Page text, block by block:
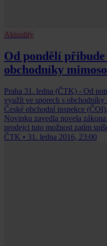
Aktuality
Od pondělí
obchodníky
Praha 31. ledna (ČTK) - Od
využít ve sporech s
České obchodní inspekce
Novinku zavedla novela
prodejci tuto možnost zatím
ČTK • 31. ledna 2016, 23:00